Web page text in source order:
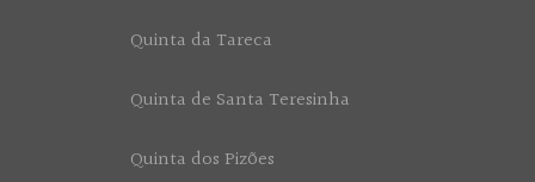
Quinta da Tareca
Quinta de Santa Teresinha
Quinta dos Pizões